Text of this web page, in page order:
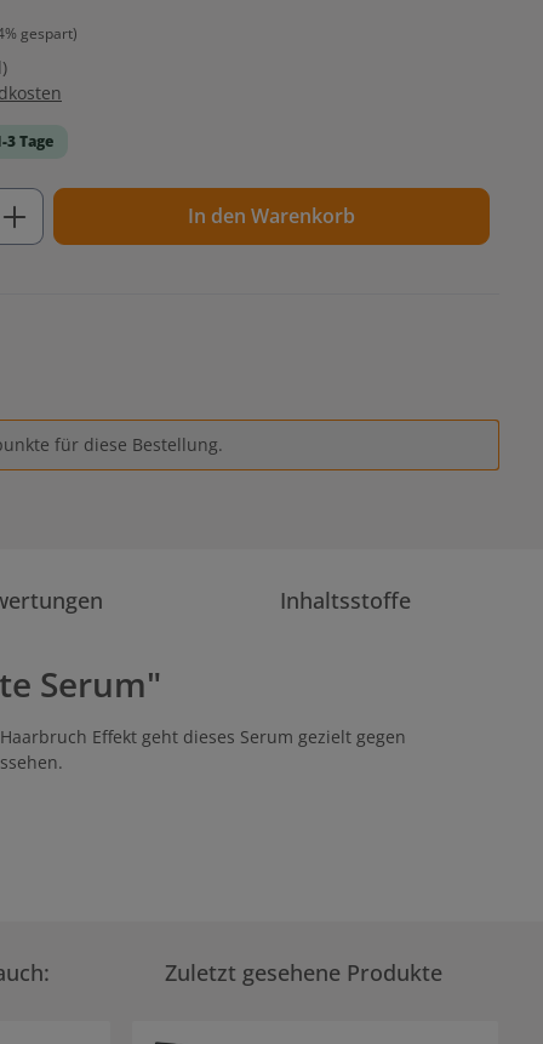
gespart)
Tage
den gewünschten Wert ein oder
In den Warenkorb
für diese Bestellung.
Inhaltsstoffe
Serum"
Effekt geht dieses Serum gezielt gegen
Zuletzt gesehene Produkte